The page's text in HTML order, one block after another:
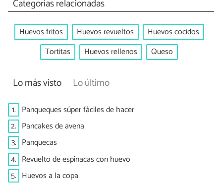
Categorías relacionadas
Huevos fritos Huevos revueltos
Huevos cocidos
Tortitas
Huevos rellenos Queso
Lo más visto Lo último
1. Panqueques súper fáciles de hacer
2. Pancakes de avena
3. Panquecas
4. Revuelto de espinacas con huevo
5. Huevos a la copa